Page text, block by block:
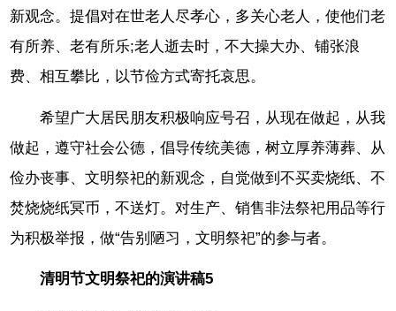
新观念。提倡对在世老人尽孝心，多关心老人，使他们老
有所养、老有所乐;老人逝去时，不大操大办、铺张浪
费、相互攀比，以节俭方式寄托哀思。
希望广大居民朋友积极响应号召，从现在做起，从我
做起，遵守社会公德，倡导传统美德，树立厚养薄葬、从
俭办丧事、文明祭祀的新观念，自觉做到不买卖烧纸、不
焚烧烧纸冥币，不送灯。对生产、销售非法祭祀用品等行
为积极举报，做“告别陋习，文明祭祀”的参与者。
清明节文明祭祀的演讲稿5